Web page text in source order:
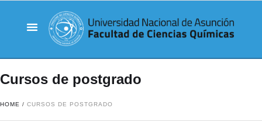
Cursos de postgrado
HOME / CURSOS DE POSTGRADO